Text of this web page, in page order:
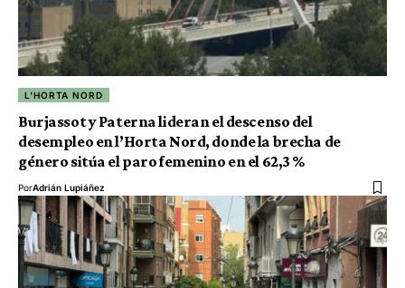
L'HORTA NORD
Burjassot y Paterna lideran el descenso del
desempleo en l’Horta Nord, donde la brecha de
género sitúa el paro femenino en el 62,3 %
PorAdrián Lupiáñez